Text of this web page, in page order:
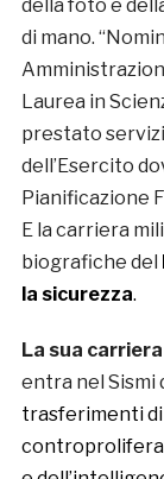
della foto e
di mano.
Laurea in
prestato
dell’Esercito
Pianificazione
E la carriera
biografiche del
la sicurezza.
La sua
entra nel Sismi
trasferimenti